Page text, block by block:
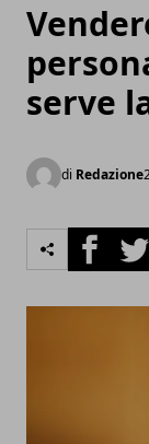
serve
di Redazione
Facebook